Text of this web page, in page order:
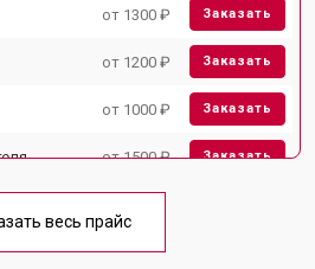
от 1300 ₽ Заказать
от 1200 ₽ Заказать
от 1000 ₽ Заказать
от 1500 ₽ Заказать
от 800 ₽
весь прайс